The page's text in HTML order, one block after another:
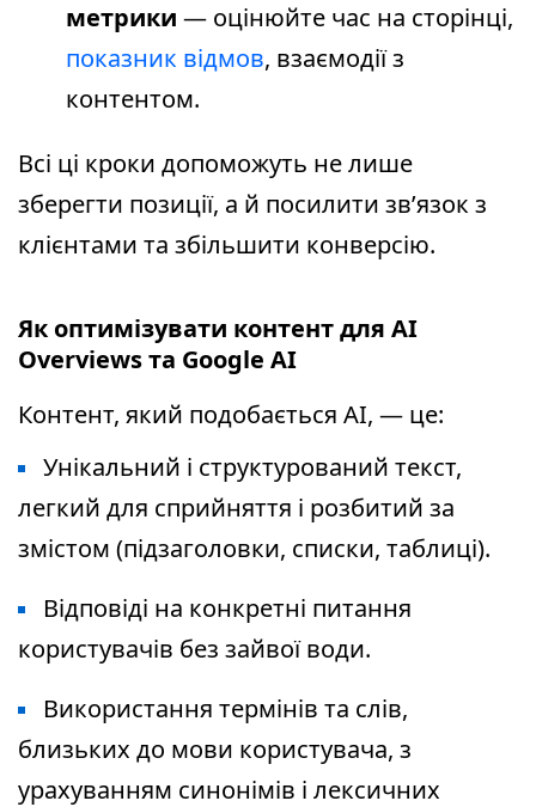
метрики — оцінюйте час на сторінці,
показник відмов, взаємодії з
контентом.
Всі ці кроки допоможуть не лише
зберегти позиції, а й посилити зв’язок з
клієнтами та збільшити конверсію.
Як оптимізувати контент для AI
Overviews та Google AI
Контент, який подобається AI, — це:
Унікальний і структурований текст,
легкий для сприйняття і розбитий за
змістом (підзаголовки, списки, таблиці).
Відповіді на конкретні питання
користувачів без зайвої води.
Використання термінів та слів,
близьких до мови користувача, з
урахуванням синонімів і лексичних